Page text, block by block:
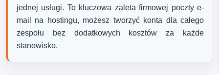
jednej usługi. To kluczowa zaleta firmowej poczty e-
mail na hostingu, możesz tworzyć konta dla całego
zespołu bez dodatkowych kosztów za każde
stanowisko.